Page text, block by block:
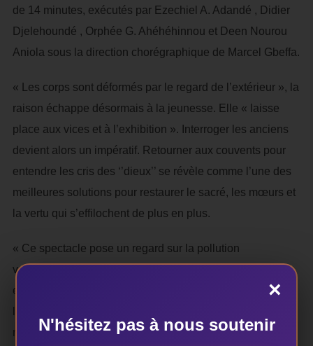
de 14 minutes, exécutés par Ezechiel A. Adandé , Didier
Djelehoundé , Orphée G. Ahéhéhinnou et Deen Nourou
Aniola sous la direction chorégraphique de Marcel Gbeffa.
« Les corps sont déformés par le regard de l’extérieur », la
raison échappe désormais à la jeunesse. Elle « laisse
place aux vices et à l’exhibition ». Interroger les anciens
devient alors un impératif. Retourner aux couvents pour
entendre les cris des ‘’dieux’’ se révèle comme l’une des
meilleures solutions pour restaurer le sacré, les mœurs et
la vertu qui s’effilochent de plus en plus.
« Ce spectacle pose un regard sur la pollution
vestimentaire ‘’venue d’occident’’ qui rend certains,
esclaves des modes et qui finit par nuire et détruire
nous confie que le projet a été porté par le danseur
×
N'hésitez pas à nous soutenir